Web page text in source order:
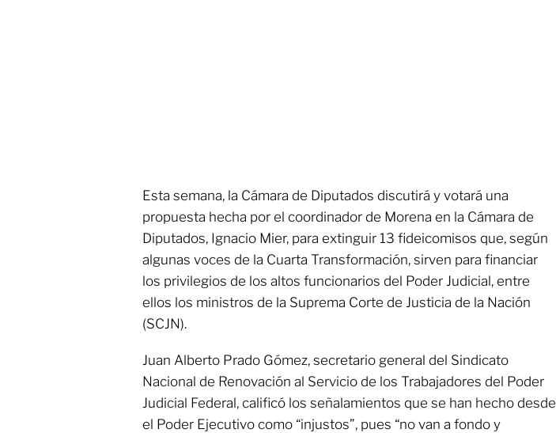
Esta semana, la Cámara de Diputados discutirá y votará una
propuesta hecha por el coordinador de Morena en la Cámara de
Diputados, Ignacio Mier, para extinguir 13 fideicomisos que, según
algunas voces de la Cuarta Transformación, sirven para financiar
los privilegios de los altos funcionarios del Poder Judicial, entre
ellos los ministros de la Suprema Corte de Justicia de la Nación
(SCJN).
Juan Alberto Prado Gómez, secretario general del Sindicato
Nacional de Renovación al Servicio de los Trabajadores del Poder
Judicial Federal, calificó los señalamientos que se han hecho desde
el Poder Ejecutivo como “injustos”, pues “no van a fondo y